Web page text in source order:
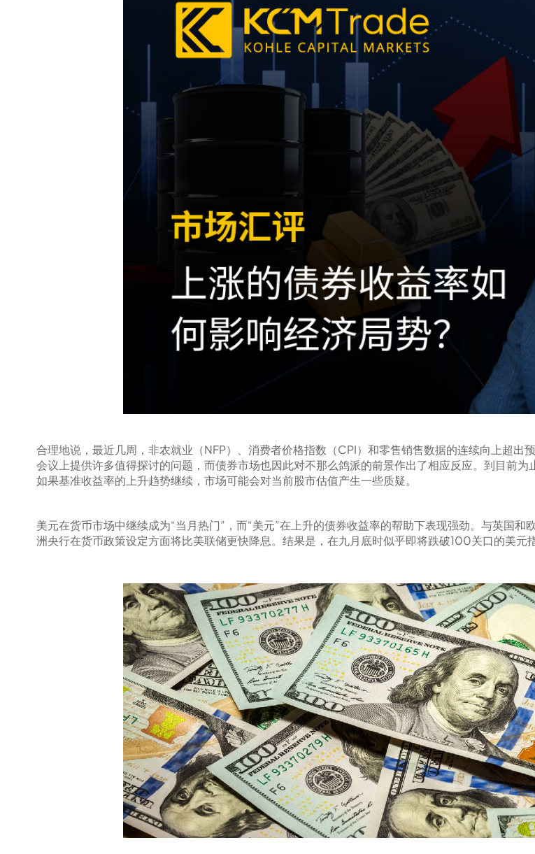
合理地说，最近几周，非农就业（NFP）、消费者价格指数（CPI）和零售销售数据的连续向上超
会议上提供许多值得探讨的问题，而债券市场也因此对不那么鸽派的前景作出了相应反应。到目前
如果基准收益率的上升趋势继续，市场可能会对当前股市估值产生一些质疑。
美元在货币市场中继续成为“当月热门”，而“美元”在上升的债券收益率的帮助下表现强劲。与英国
洲央行在货币政策设定方面将比美联储更快降息。结果是，在九月底时似乎即将跌破100关口的美